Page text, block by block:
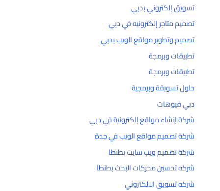
تسويق إلكتروني بدبي
تصميم متاجر إلكترونيه في دبي
تصميم وتطوير مواقع الويب بدبي
تطبيقات وبرمجة
تطبيقات وبرمجة
حلول تسويقة وبرمجية
دبي فيوهات
شركة إنشاء مواقع إلكترونية في دبي
شركة تصميم مواقع الويب في جدة
شركة تصميم ويب سايت بطنطا
شركه تحسين محركات البحث بطنطا
شركه تسويق الالكتروني